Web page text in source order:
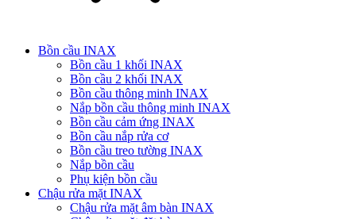
Bồn cầu INAX
Bồn cầu 1 khối INAX
Bồn cầu 2 khối INAX
Bồn cầu thông minh INAX
Nắp bồn cầu thông minh INAX
Bồn cầu cảm ứng INAX
Bồn cầu nắp rửa cơ
Bồn cầu treo tường INAX
Nắp bồn cầu
Phụ kiện bồn cầu
Chậu rửa mặt INAX
Chậu rửa mặt âm bàn INAX